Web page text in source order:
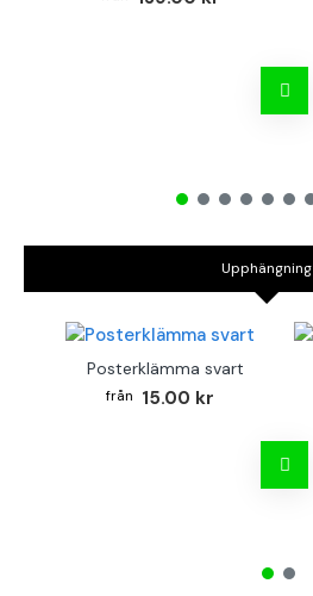
Upphängning
Posterklämma svart
15.00 kr